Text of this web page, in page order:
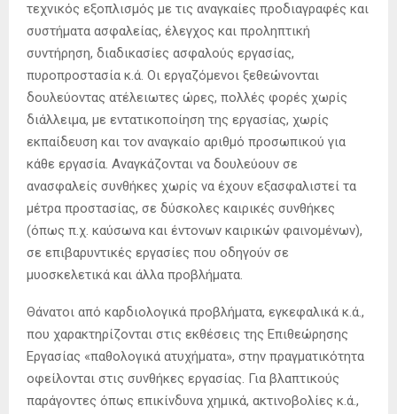
τεχνικός εξοπλισμός με τις αναγκαίες προδιαγραφές και
συστήματα ασφαλείας, έλεγχος και προληπτική
συντήρηση, διαδικασίες ασφαλούς εργασίας,
πυροπροστασία κ.ά. Οι εργαζόμενοι ξεθεώνονται
δουλεύοντας ατέλειωτες ώρες, πολλές φορές χωρίς
διάλλειμα, με εντατικοποίηση της εργασίας, χωρίς
εκπαίδευση και τον αναγκαίο αριθμό προσωπικού για
κάθε εργασία. Αναγκάζονται να δουλεύουν σε
ανασφαλείς συνθήκες χωρίς να έχουν εξασφαλιστεί τα
μέτρα προστασίας, σε δύσκολες καιρικές συνθήκες
(όπως π.χ. καύσωνα και έντονων καιρικών φαινομένων),
σε επιβαρυντικές εργασίες που οδηγούν σε
μυοσκελετικά και άλλα προβλήματα.
Θάνατοι από καρδιολογικά προβλήματα, εγκεφαλικά κ.ά.,
που χαρακτηρίζονται στις εκθέσεις της Επιθεώρησης
Εργασίας «παθολογικά ατυχήματα», στην πραγματικότητα
οφείλονται στις συνθήκες εργασίας. Για βλαπτικούς
παράγοντες όπως επικίνδυνα χημικά, ακτινοβολίες κ.ά.,